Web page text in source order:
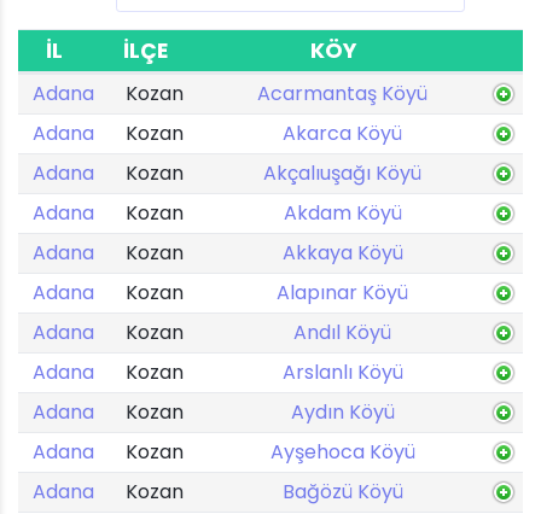
İL İLÇE KÖY
Adana Kozan
Acarmantaş Köyü
Adana
Kozan
Akarca Köyü
Adana
Kozan
Akçalıuşağı Köyü
Adana
Kozan
Akdam Köyü
Adana
Kozan
Akkaya Köyü
Adana
Kozan
Alapınar Köyü
Adana
Kozan
Andıl Köyü
Adana
Kozan
Arslanlı Köyü
Adana
Kozan
Aydın Köyü
Adana
Kozan
Ayşehoca Köyü
Adana
Kozan Bağözü Köyü